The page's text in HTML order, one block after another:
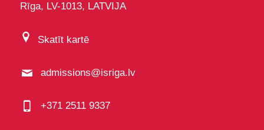
Rīga, LV-1013, LATVIJA
Skatīt kartē
admissions@isriga.lv
+371 2511 9337